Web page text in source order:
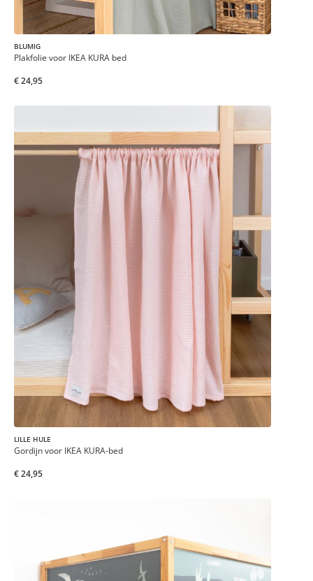
BLUMIG
Plakfolie voor IKEA KURA bed
€ 24,95
LILLE HULE
Gordijn voor IKEA KURA-bed
€ 24,95